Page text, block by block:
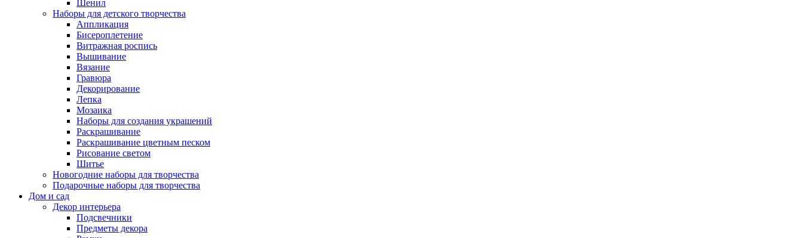
Шенил
Наборы для детского творчества
Аппликация
Бисероплетение
Витражная роспись
Вышивание
Вязание
Гравюра
Декорирование
Лепка
Мозаика
Наборы для создания украшений
Раскрашивание
Раскрашивание цветным песком
Рисование светом
Шитье
Новогодние наборы для творчества
Подарочные наборы для творчества
Дом и сад
Декор интерьера
Подсвечники
Предметы декора